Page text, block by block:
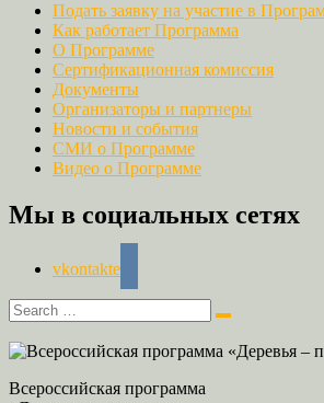
Подать заявку на участие в
Как работает Программа
О Программе
Сертификационная комиссия
Документы
Организаторы и партнеры
Новости и события
СМИ о Программе
Видео о Программе
Мы в социальных сетях
vkontakte
Всероссийская программа